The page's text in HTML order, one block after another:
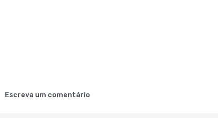
Escreva um comentário